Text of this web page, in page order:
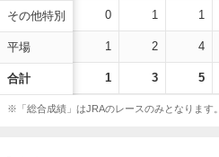
その他特別
平場
合計
0 1 1
1 2 4
1 3 5
※「総合成績」はJRAのレースのみとなります。